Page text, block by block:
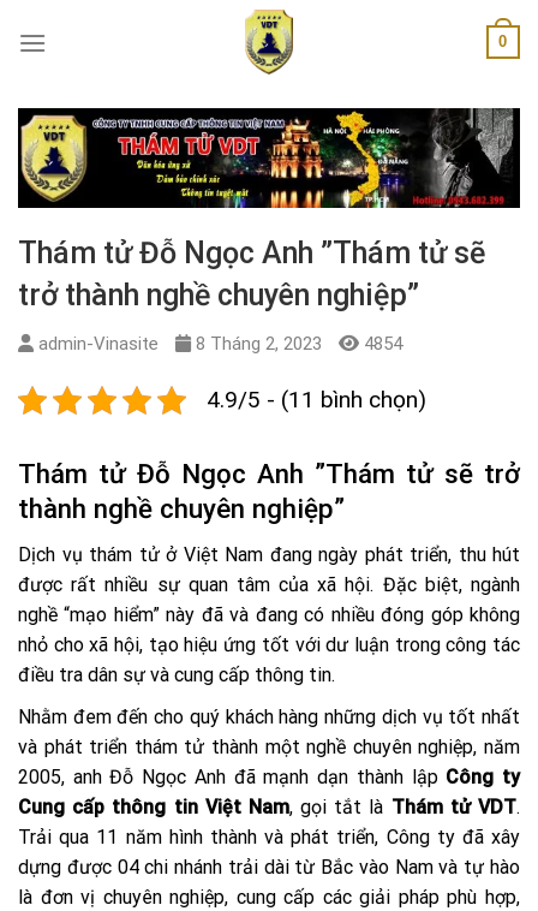
0
Thám tử Đỗ Ngọc Anh ”Thám tử sẽ
trở thành nghề chuyên nghiệp”
admin-Vinasite 8 Tháng 2, 2023 4854
4.9/5 - (11 bình chọn)
Thám tử Đỗ Ngọc Anh ”Thám tử sẽ trở
thành nghề chuyên nghiệp”
Dịch vụ thám tử ở Việt Nam đang ngày phát triển, thu hút
được rất nhiều sự quan tâm của xã hội. Đặc biệt, ngành
nghề “mạo hiểm” này đã và đang có nhiều đóng góp không
nhỏ cho xã hội, tạo hiệu ứng tốt với dư luận trong công tác
điều tra dân sự và cung cấp thông tin.
Nhằm đem đến cho quý khách hàng những dịch vụ tốt nhất
và phát triển thám tử thành một nghề chuyên nghiệp, năm
2005, anh Đỗ Ngọc Anh đã mạnh dạn thành lập Công ty
Cung cấp thông tin Việt Nam, gọi tắt là Thám tử VDT.
Trải qua 11 năm hình thành và phát triển, Công ty đã xây
dựng được 04 chi nhánh trải dài từ Bắc vào Nam và tự hào
là đơn vị chuyên nghiệp, cung cấp các giải pháp phù hợp,